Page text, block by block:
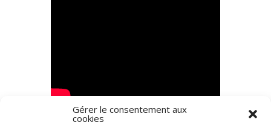
Gérer le consentement aux
cookies
Le pouvoir réflexif de l’erreur